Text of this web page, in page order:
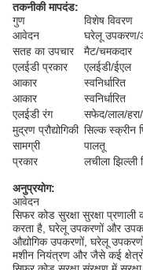
तकनीकी मापदंड:
गुण
विशेष विवरण
आवेदन
घरेलू उपकरण/
सतह का उपचार
मैट/चमकदार
एलईडी प्रकार
एलईडी/ईएल
आकार
स्वनिर्धारित
आकार
स्वनिर्धारित
एलईडी रंग
सफेद/लाल/हरा/
मुद्रण प्रौद्योगिकी सिल्क स्क्रीन
सामग्री
पालतू
प्रकार
लचीला झिल्ली
अनुप्रयोग:
आवेदन
सिफर कोड सुरक्षा सुरक्षा प्रणाली
करता है, घरेलू उपकरणों और
औद्योगिक उपकरणों, घरेलू
मशीन नियंत्रण और जैसे कई